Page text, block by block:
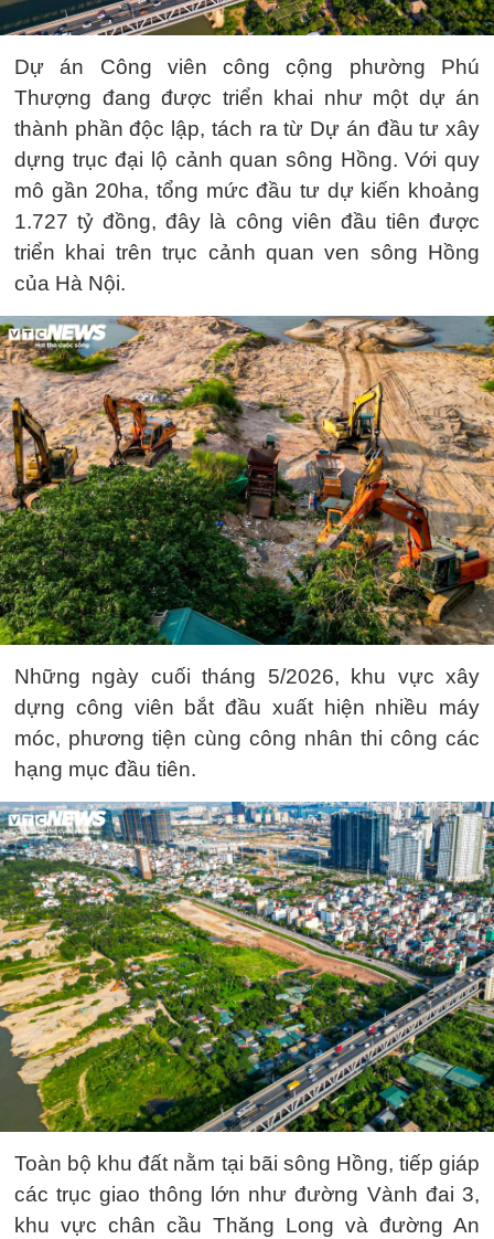
Dự án Công viên công cộng phường Phú
Thượng đang được triển khai như một dự án
thành phần độc lập, tách ra từ Dự án đầu tư xây
dựng trục đại lộ cảnh quan sông Hồng. Với quy
mô gần 20ha, tổng mức đầu tư dự kiến khoảng
1.727 tỷ đồng, đây là công viên đầu tiên được
triển khai trên trục cảnh quan ven sông Hồng
của Hà Nội.
Những ngày cuối tháng 5/2026, khu vực xây
dựng công viên bắt đầu xuất hiện nhiều máy
móc, phương tiện cùng công nhân thi công các
hạng mục đầu tiên.
Toàn bộ khu đất nằm tại bãi sông Hồng, tiếp giáp
các trục giao thông lớn như đường Vành đai 3,
khu vực chân cầu Thăng Long và đường An